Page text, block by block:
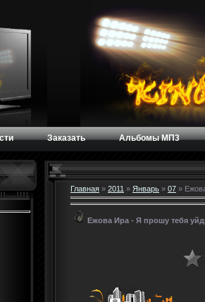
Заказать Альбомы МП3
Главная » 2011 » Январь » 07 »
Ежова Ира - Я прошу тебя